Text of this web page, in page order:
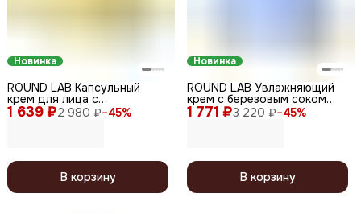
Новинка
1 639 ₽2 980 ₽−45%
ROUND LAB Капсульный
крем для лица с
ниацинамидом и витамином
В корзину
Новинка
1 771 ₽3 220 ₽−45%
ROUND LAB Увлажняющий
крем с березовым соком
для лица / Birch Juice
В корзину